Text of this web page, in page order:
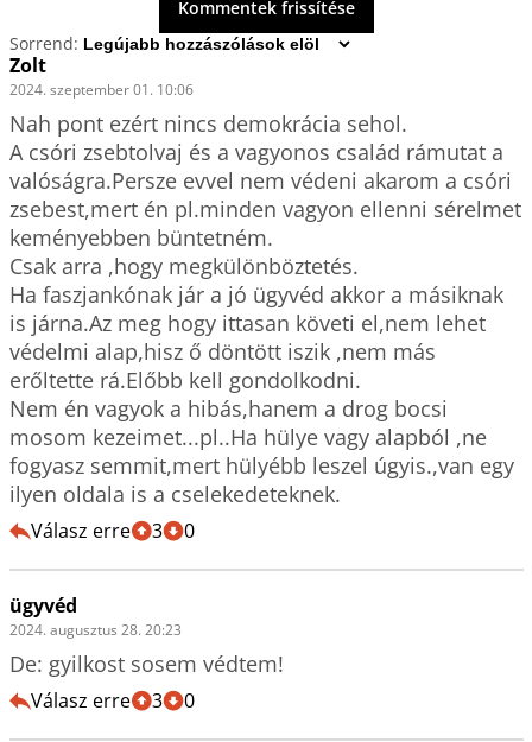
Kommentek frissítése
Sorrend:
Zolt
2024. szeptember 01. 10:06
Nah pont ezért nincs demokrácia sehol.
A csóri zsebtolvaj és a vagyonos család rámutat a
valóságra.Persze evvel nem védeni akarom a csóri
zsebest,mert én pl.minden vagyon ellenni sérelmet
keményebben büntetném.
Csak arra ,hogy megkülönböztetés.
Ha faszjankónak jár a jó ügyvéd akkor a másiknak
is járna.Az meg hogy ittasan követi el,nem lehet
védelmi alap,hisz ő döntött iszik ,nem más
erőltette rá.Előbb kell gondolkodni.
Nem én vagyok a hibás,hanem a drog bocsi
mosom kezeimet...pl..Ha hülye vagy alapból ,ne
fogyasz semmit,mert hülyébb leszel úgyis.,van egy
ilyen oldala is a cselekedeteknek.
Válasz erre 3 0
ügyvéd
2024. augusztus 28. 20:23
De: gyilkost sosem védtem!
Válasz erre 3 0